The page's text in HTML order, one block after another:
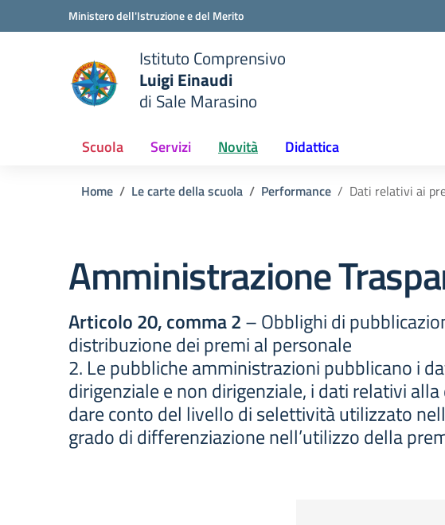
Vai ai contenuti
Vai al menu di navigazioneMinistero dell'Istruzione e del Merito
scuola
Istituto Comprensivo
Luigi Einaudi
di Sale Marasino
Scuola Servizi Novità Didattica
Home Le carte della scuola Performance Dati relativi ai
Amministrazione
Articolo 20, comma 2– Obblighi di
distribuzione dei premi al personale
2. Le pubbliche amministrazioni pubblicano i
dirigenziale e non dirigenziale, i dati relativi
dare conto del livello di selettività utilizzato
grado di differenziazione nell’utilizzo della